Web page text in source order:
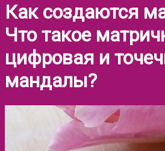
Как создаются
Что такое
цифровая и
мандалы?